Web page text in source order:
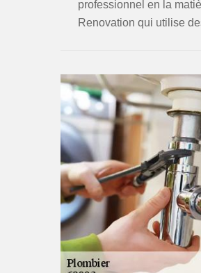
professionnel en la
Renovation qui utilise